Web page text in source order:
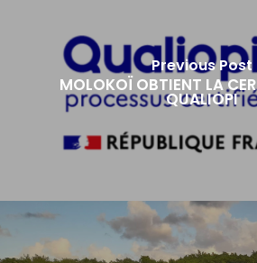
Previous Post
MOLOKOÏ OBTIENT LA
QUALIOPI